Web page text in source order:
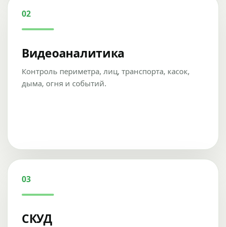
02
Видеоаналитика
Контроль периметра, лиц, транспорта, касок,
дыма, огня и событий.
03
СКУД